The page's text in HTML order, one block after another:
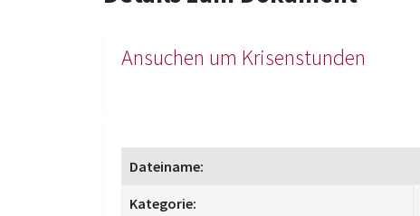
Ansuchen um Krisenstunden
Dateiname:
Kategorie: